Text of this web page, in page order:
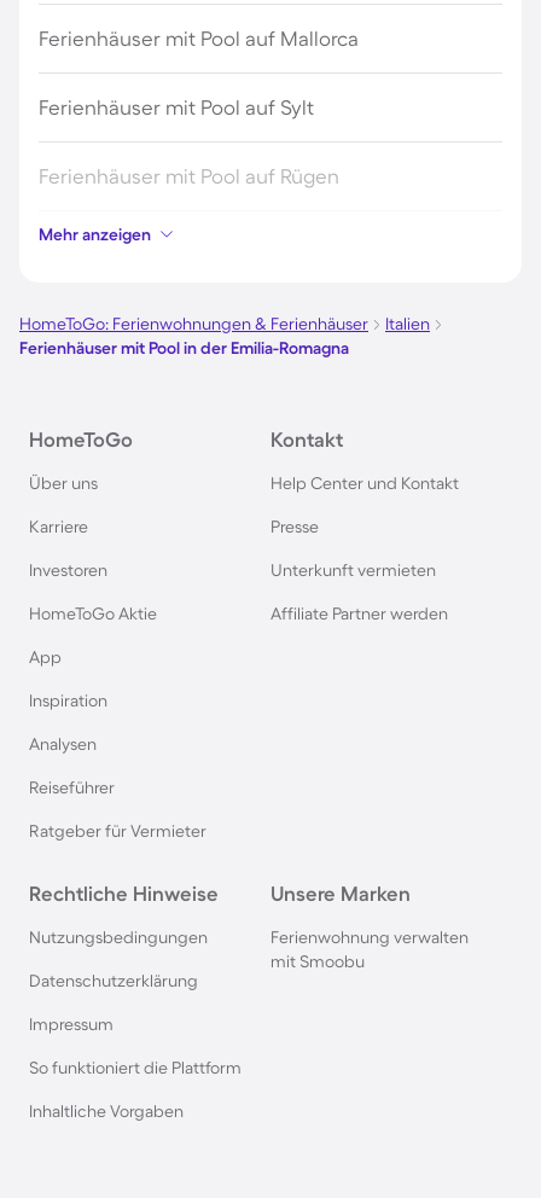
Ferienhäuser mit Pool auf Mallorca
Ferienhäuser mit Pool auf Sylt
Ferienhäuser mit Pool auf Rügen
Ferienhäuser mit Pool am Gardasee
Ferienhäuser mit Pool an der Nordsee
Ferienhäuser mit Pool im Allgäu
Ferienhäuser mit Pool auf Fehmarn
Ferienhäuser mit Pool in Büsum
Ferienhäuser mit Pool in Berlin
Ferienhäuser mit Pool auf Texel
Ferienhäuser mit Pool in Oberstdorf
Mehr anzeigen
HomeToGo: Ferienwohnungen & Ferienhäuser
Italien
Ferienhäuser mit Pool in der Emilia-Romagna
HomeToGo
Über uns
Karriere
Investoren
HomeToGo Aktie
App
Inspiration
Analysen
Reiseführer
Ratgeber für Vermieter
Kontakt
Help Center und Kontakt
Presse
Unterkunft vermieten
Affiliate Partner werden
Rechtliche Hinweise
Nutzungsbedingungen
Datenschutzerklärung
Impressum
So funktioniert die Plattform
Inhaltliche Vorgaben
Unsere Marken
Ferienwohnung verwalten
mit Smoobu